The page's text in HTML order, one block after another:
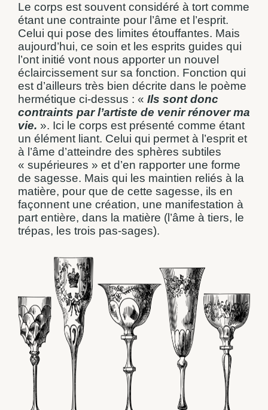
Le corps est souvent considéré à tort comme
étant une contrainte pour l’âme et l’esprit.
Celui qui pose des limites étouffantes. Mais
aujourd’hui, ce soin et les esprits guides qui
l’ont initié vont nous apporter un nouvel
éclaircissement sur sa fonction. Fonction qui
est d’ailleurs très bien décrite dans le poème
hermétique ci-dessus : « Ils sont donc
contraints par l’artiste de venir rénover ma
vie. ». Ici le corps est présenté comme étant
un élément liant. Celui qui permet à l’esprit et
à l’âme d’atteindre des sphères subtiles
« supérieures » et d’en rapporter une forme
de sagesse. Mais qui les maintien reliés à la
matière, pour que de cette sagesse, ils en
façonnent une création, une manifestation à
part entière, dans la matière (l’âme à tiers, le
trépas, les trois pas-sages).